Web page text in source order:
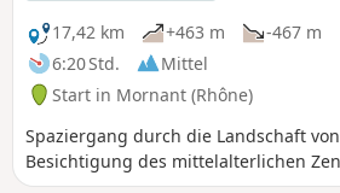
17,42 km
+463 m
-467 m
6:20 Std.
Mittel
Start in Mornant (Rhône)
Spaziergang durch die Landschaft
Besichtigung des mittelalterlichen